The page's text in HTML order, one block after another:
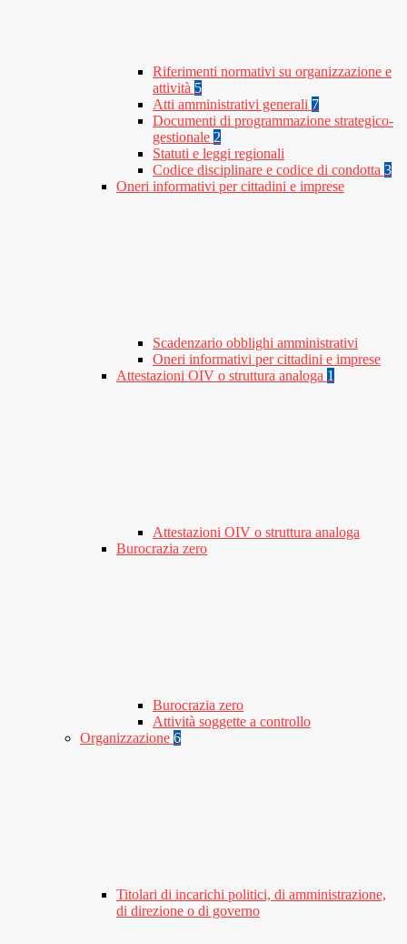
Riferimenti normativi su organizzazione e
attività 5
Atti amministrativi generali 7
Documenti di programmazione strategico-
gestionale 2
Statuti e leggi regionali
Codice disciplinare e codice di condotta 3
Oneri informativi per cittadini e imprese
Scadenzario obblighi amministrativi
Oneri informativi per cittadini e imprese
Attestazioni OIV o struttura analoga 1
Attestazioni OIV o struttura analoga
Burocrazia zero
Burocrazia zero
Attività soggette a controllo
Organizzazione 6
Titolari di incarichi politici, di amministrazione,
di direzione o di governo